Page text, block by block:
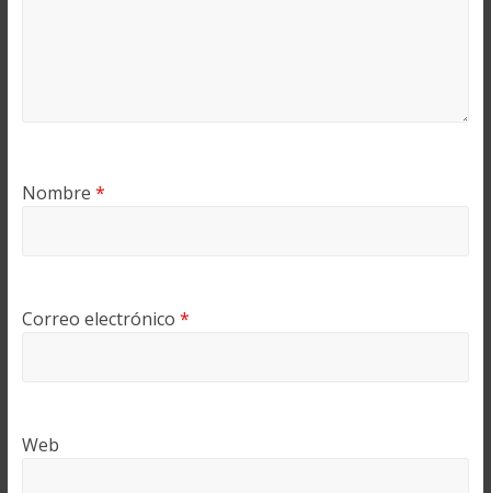
Nombre *
Correo electrónico *
Web